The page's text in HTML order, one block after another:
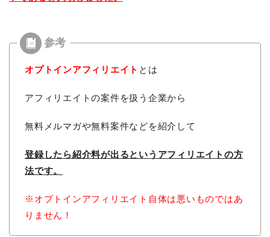
オプトインアフィリエイト とは
アフィリエイトの案件を扱う企業から
無料メルマガや無料案件などを紹介して
登録したら紹介料が出るという アフィリエイトの方
法です。
※オプトインアフィリエイト自体は悪いものではあ
りません！